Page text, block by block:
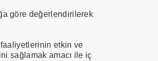
göre değerlendirilerek
faaliyetlerinin etkin ve
sağlamak amacı ile iç